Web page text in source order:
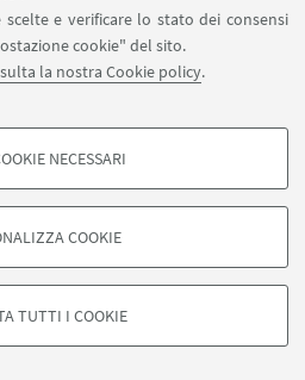
e verificare lo stato dei consensi
cookie" del sito.
la nostra Cookie policy.
- FACOLTATIVI
al loro comportamento sul sito, per analisi
NECESSARI
COOKIE
TUTTI I COOKIE
STUDIORUM - Università di
- Note legali-Impostazioni Cookie